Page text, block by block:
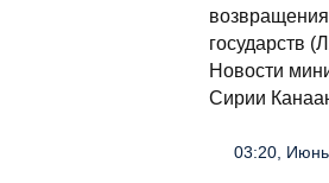
государств
Новости
Сирии
03:20,